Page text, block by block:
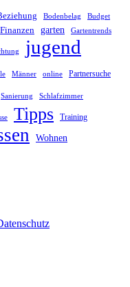
Bodenbelag
Budget
Finanzen garten Gartentrends
jugend
Männer online Partnersuche
Sanierung Schlafzimmer
Tipps Training
Wohnen